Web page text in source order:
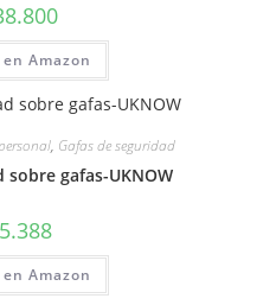
Amazon
, Gafas de seguridad
sobre gafas-UKNOW
Amazon